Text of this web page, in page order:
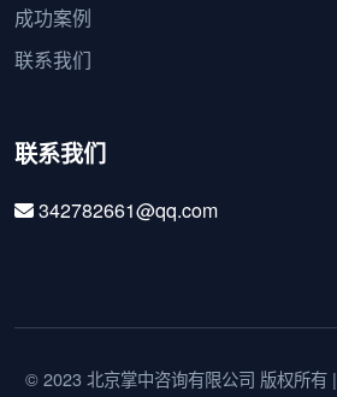
成功案例
联系我们
联系我们
342782661@qq.com
© 2023 北京掌中咨询有限公司 版权所有 |